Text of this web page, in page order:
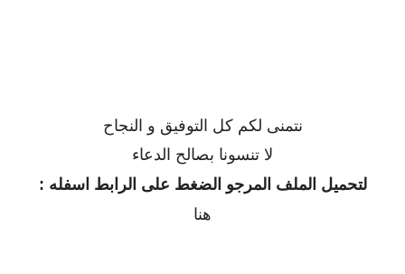
نتمنى لكم كل التوفيق و النجاح
لا تنسونا بصالح الدعاء
لتحميل الملف المرجو الضغط على الرابط اسفله :
هنا